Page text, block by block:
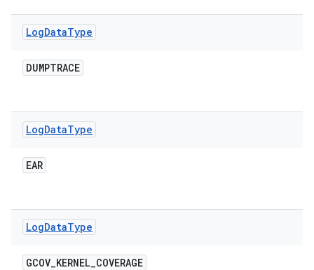
LogDataType
DUMPTRACE
LogDataType
EAR
LogDataType
GCOV_KERNEL_COVERAGE